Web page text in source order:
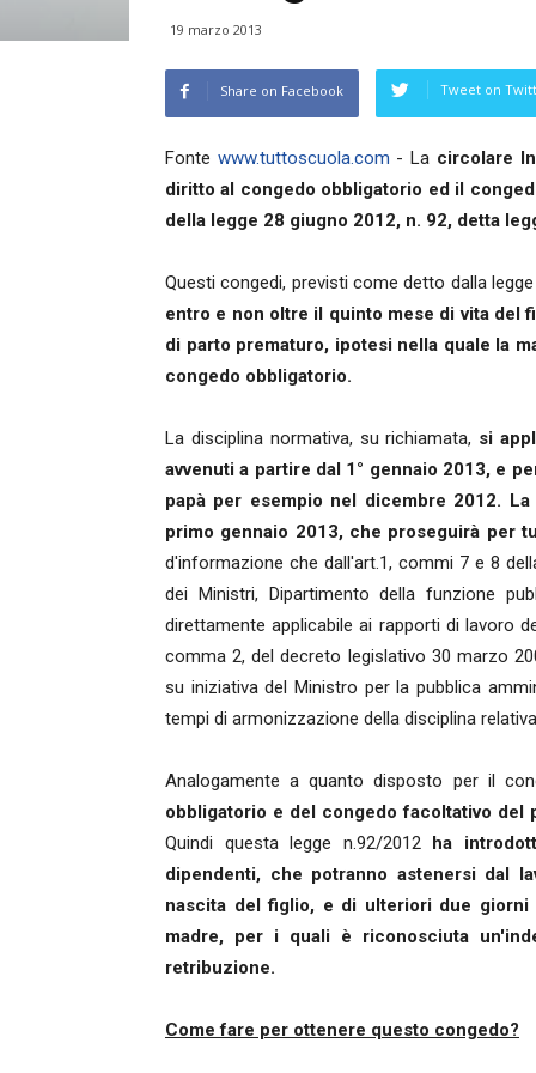
19 marzo 2013
Share on Facebook Tweet on
Fonte www.tuttoscuola.com - La circolare
diritto al congedo obbligatorio ed il
della legge 28 giugno 2012, n. 92, detta
Questi congedi, previsti come detto dalla
entro e non oltre il quinto mese di vita del
di parto prematuro, ipotesi nella quale la
congedo obbligatorio.
La disciplina normativa, su richiamata, si
avvenuti a partire dal 1° gennaio 2013, e
papà per esempio nel dicembre 2012.
primo gennaio 2013, che proseguirà per
d'informazione che dall'art.1, commi 7 e 8
dei Ministri, Dipartimento della funzione
direttamente applicabile ai rapporti di lavoro
comma 2, del decreto legislativo 30 marzo
su iniziativa del Ministro per la pubblica
tempi di armonizzazione della disciplina
Analogamente a quanto disposto per il
obbligatorio e del congedo facoltativo del
Quindi questa legge n.92/2012
ha
dipendenti, che potranno astenersi dal
nascita del figlio, e di ulteriori due
madre, per i quali è riconosciuta
retribuzione.
Come fare per ottenere questo congedo?